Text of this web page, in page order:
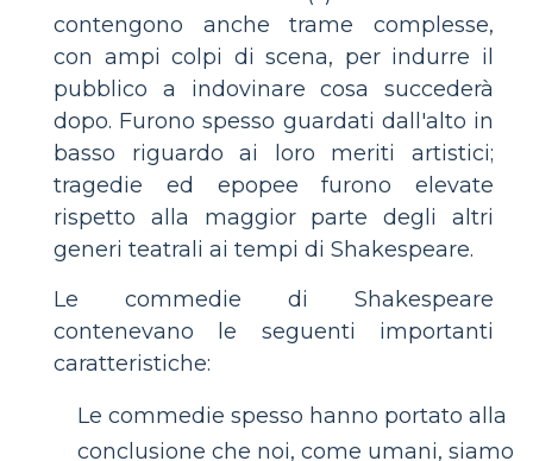
contengono anche trame complesse,
con ampi colpi di scena, per indurre il
pubblico a indovinare cosa succederà
dopo. Furono spesso guardati dall'alto in
basso riguardo ai loro meriti artistici;
tragedie ed epopee furono elevate
rispetto alla maggior parte degli altri
generi teatrali ai tempi di Shakespeare.
Le commedie di Shakespeare
contenevano le seguenti importanti
caratteristiche:
Le commedie spesso hanno portato alla
conclusione che noi, come umani, siamo